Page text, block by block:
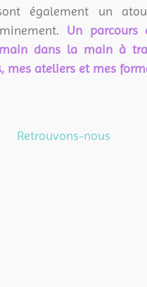
également un
Un parcours
dans la main à
mes ateliers et mes
Retrouvons-nous